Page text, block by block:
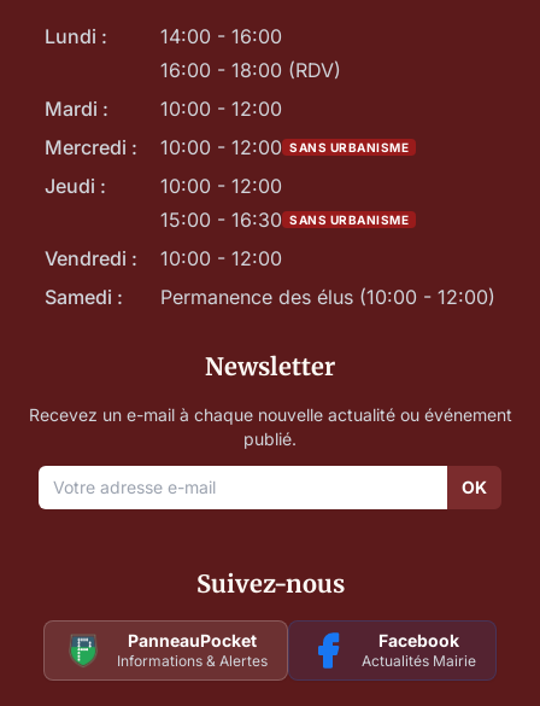
Lundi :
14:00 - 16:00
16:00 - 18:00 (RDV)
Mardi :
10:00 - 12:00
Mercredi :
10:00 - 12:00 SANS URBANISME
Jeudi :
10:00 - 12:00
15:00 - 16:30 SANS URBANISME
Vendredi :
10:00 - 12:00
Samedi :
Permanence des élus (10:00 - 12:00)
Newsletter
Recevez un e-mail à chaque nouvelle actualité ou événement
publié.
OK
Suivez-nous
PanneauPocket
Informations & Alertes
Facebook
Actualités Mairie